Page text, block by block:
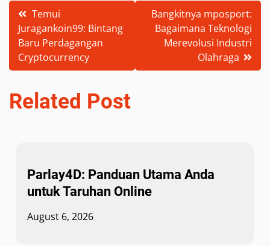
Post
navigation
Temui
Juragankoin99: Bintang
Baru Perdagangan
Cryptocurrency
Bangkitnya mposport:
Bagaimana Teknologi
Merevolusi Industri
Olahraga
Related Post
Parlay4D: Panduan Utama Anda
untuk Taruhan Online
August 6, 2026